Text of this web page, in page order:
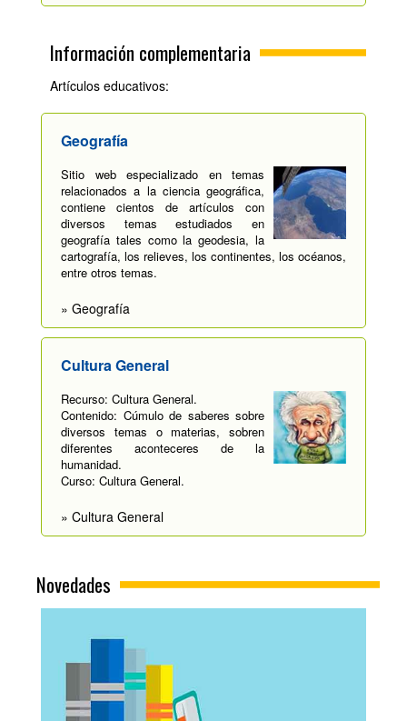
Información complementaria
Artículos educativos:
Geografía
Sitio web especializado en temas
relacionados a la ciencia geográfica,
contiene cientos de artículos con
diversos temas estudiados en
geografía tales como la geodesia, la
cartografía, los relieves, los continentes, los océanos,
entre otros temas.
» Geografía
Cultura General
Recurso: Cultura General.
Contenido: Cúmulo de saberes sobre
diversos temas o materias, sobren
diferentes aconteceres de la
humanidad.
Curso: Cultura General.
» Cultura General
Novedades